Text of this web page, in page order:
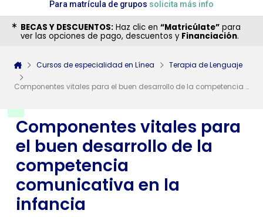
Componentes vitales para
el buen desarrollo de la
competencia
comunicativa en la
infancia
Para matrícula de grupos solicita más info
BECAS Y DESCUENTOS: Haz clic en “Matricúlate” para
ver las opciones de pago, descuentos y Financiación.
Cursos de especialidad en Línea Terapia de Lenguaje
Componentes vitales para el buen desarrollo de la competencia comunicativa en la infancia
sobre un curso?